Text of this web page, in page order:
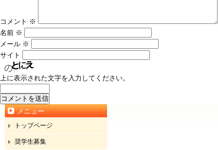
コメント ※
名前 ※
メール ※
サイト
上に表示された文字を入力してください。
メニュー
トップページ
奨学生募集